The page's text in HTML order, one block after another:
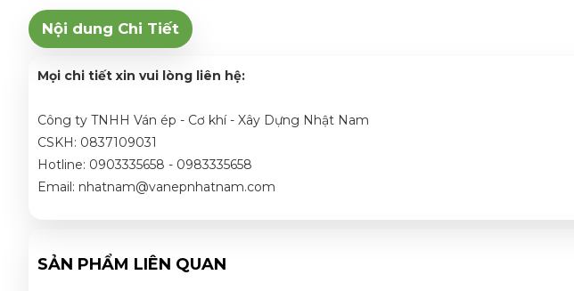
Nội dung Chi Tiết
Mọi chi tiết xin vui lòng liên hệ:
Công ty TNHH Ván ép - Cơ khí - Xây Dựng Nhật Nam
CSKH: 0837109031
Hotline: 0903335658 - 0983335658
Email: nhatnam@vanepnhatnam.com
SẢN PHẨM LIÊN QUAN